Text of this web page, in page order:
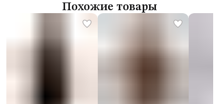
Похожие товары